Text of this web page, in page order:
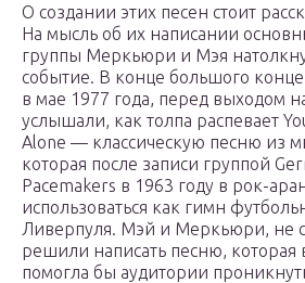
О создании этих песен стоит
На мысль об их написании
группы Меркьюри и Мэя
событие. В конце большого
в мае 1977 года, перед выходом
услышали, как толпа распевает
Alone — классическую песню из
которая после записи группой
Pacemakers в 1963 году в рок-
использоваться как гимн
Ливерпуля. Мэй и Меркьюри, не
решили написать песню, которая
помогла бы аудитории